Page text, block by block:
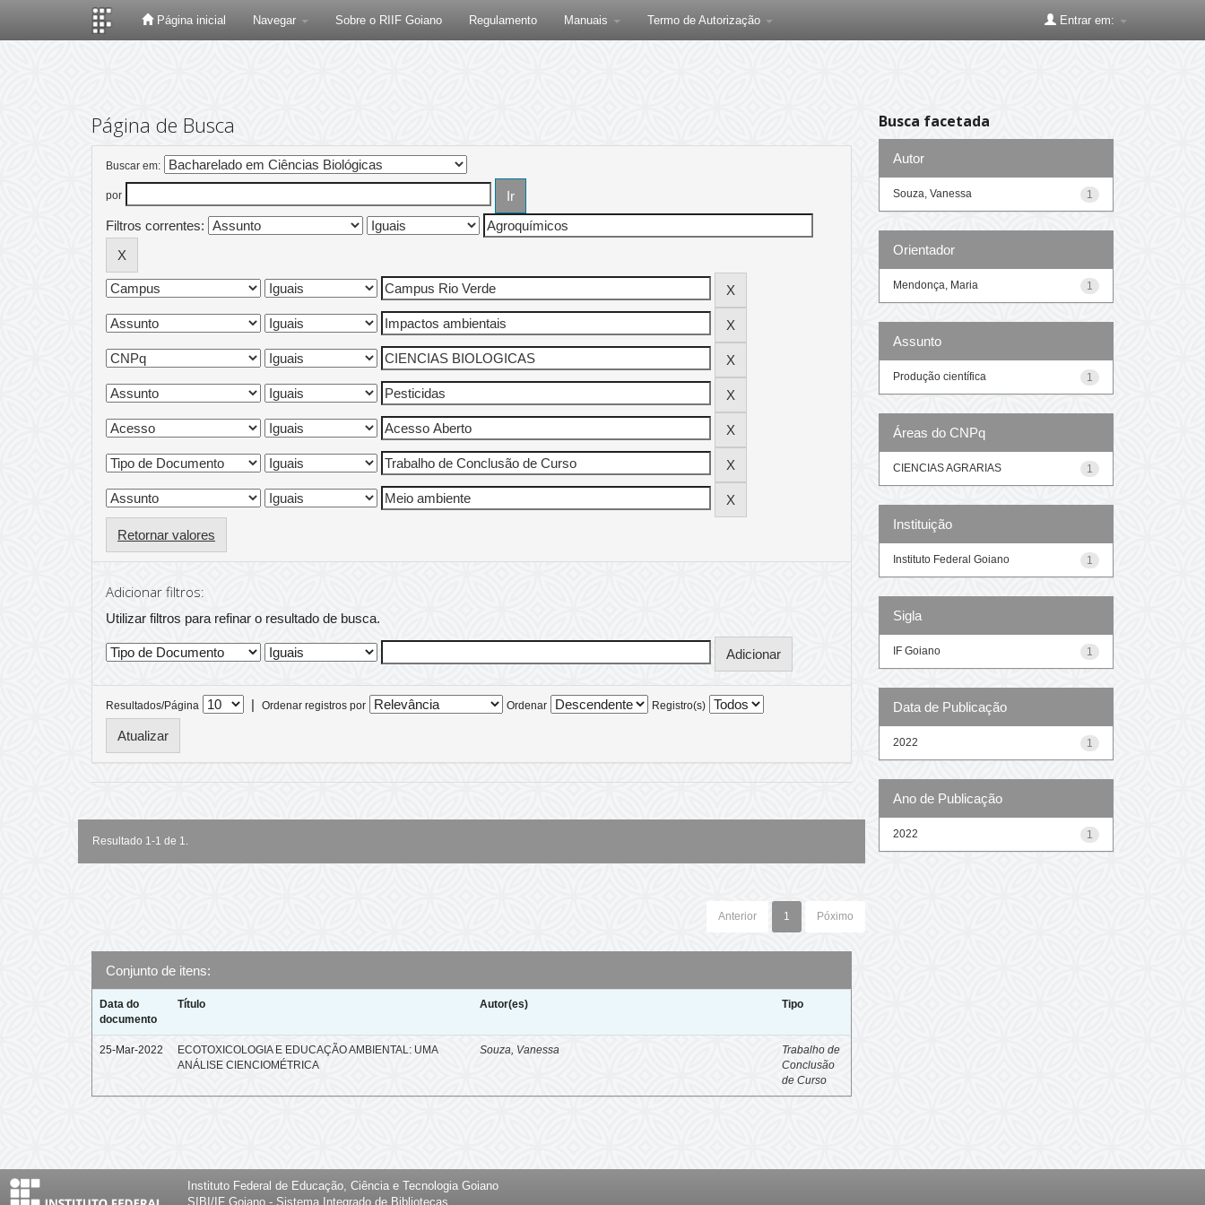
Página inicial Navegar Sobre o RIIF Goiano Regulamento Manuais Termo de Autorização Entrar em:
Página de Busca
Buscar em:
por
Filtros correntes:
Retornar valores
Adicionar filtros:
Utilizar filtros para refinar o resultado de busca.
Resultados/Página | Ordenar registros por Ordenar Registro(s)
Resultado 1-1 de 1.
Anterior 1 Póximo
Conjunto de itens:
Data do
documento
Título Autor(es) Tipo
25-Mar-2022
ECOTOXICOLOGIA E EDUCAÇÃO AMBIENTAL: UMA
ANÁLISE CIENCIOMÉTRICA
Souza, Vanessa
Trabalho de
Conclusão
de Curso
Busca facetada
Autor
1
Souza, Vanessa
Orientador
1
Mendonça, Maria
Assunto
1
Produção científica
Áreas do CNPq
1
CIENCIAS AGRARIAS
Instituição
1
Instituto Federal Goiano
Sigla
1
IF Goiano
Data de Publicação
1
2022
Ano de Publicação
1
2022
Instituto Federal de Educação, Ciência e Tecnologia Goiano
SIBI/IF Goiano - Sistema Integrado de Bibliotecas